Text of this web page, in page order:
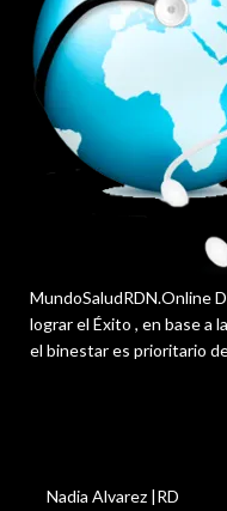
MundoSaludRDN.Online
lograr el Éxito , en base a
el binestar es prioritario
Nadia Alvarez |RD